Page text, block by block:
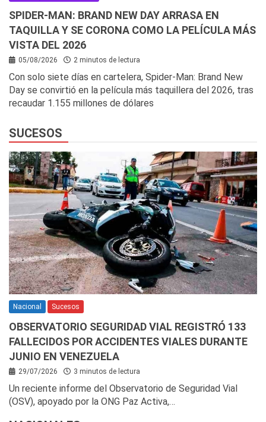
SPIDER-MAN: BRAND NEW DAY ARRASA EN
TAQUILLA Y SE CORONA COMO LA PELÍCULA MÁS
VISTA DEL 2026
05/08/2026 2 minutos de lectura
Con solo siete días en cartelera, Spider-Man: Brand New
Day se convirtió en la película más taquillera del 2026, tras
recaudar 1.155 millones de dólares
SUCESOS
Nacional Sucesos
OBSERVATORIO SEGURIDAD VIAL REGISTRÓ 133
FALLECIDOS POR ACCIDENTES VIALES DURANTE
JUNIO EN VENEZUELA
29/07/2026 3 minutos de lectura
Un reciente informe del Observatorio de Seguridad Vial
(OSV), apoyado por la ONG Paz Activa,…